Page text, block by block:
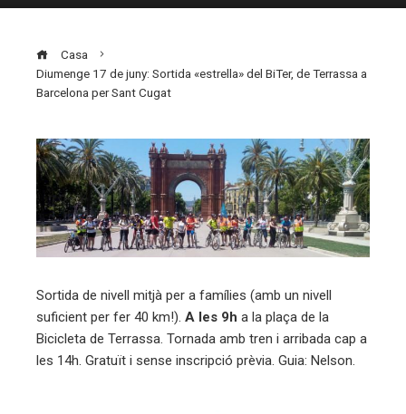
Casa
Diumenge 17 de juny: Sortida «estrella» del BiTer, de Terrassa a
Barcelona per Sant Cugat
Sortida de nivell mitjà per a famílies (amb un nivell
suficient per fer 40 km!). A les 9h a la plaça de la
Bicicleta de Terrassa. Tornada amb tren i arribada cap a
les 14h. Gratuït i sense inscripció prèvia. Guia: Nelson.